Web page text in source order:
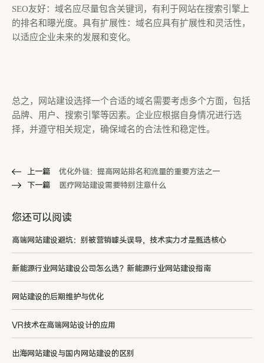
SEO友好：域名应尽量包含关键词，有利于网站在搜索引擎上
的排名和曝光度。具有扩展性：域名应具有扩展性和灵活性，
以适应企业未来的发展和变化。
总之，网站建设选择一个合适的域名需要考虑多个方面，包括
品牌、用户、搜索引擎等因素。企业应根据自身情况进行选
择，并遵守相关规定，确保域名的合法性和稳定性。
上一篇
优化外链：提高网站排名和流量的重要方法之一
下一篇
医疗网站建设需要特别注意什么
您还可以阅读
高端网站建设避坑：别被营销噱头误导，技术实力才是甄选核心
新能源行业网站建设公司怎么选？新能源行业网站建设指南
网站建设的后期维护与优化
VR技术在高端网站设计的应用
出海网站建设与国内网站建设的区别